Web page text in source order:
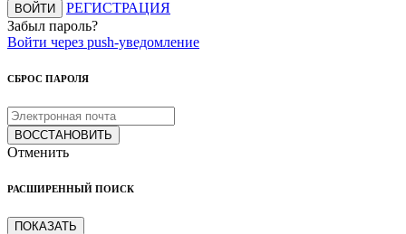
ВОЙТИ
РЕГИСТРАЦИЯ
Забыл пароль?
Войти через push-уведомление
СБРОС ПАРОЛЯ
ВОССТАНОВИТЬ
Отменить
РАСШИРЕННЫЙ ПОИСК
ПОКАЗАТЬ